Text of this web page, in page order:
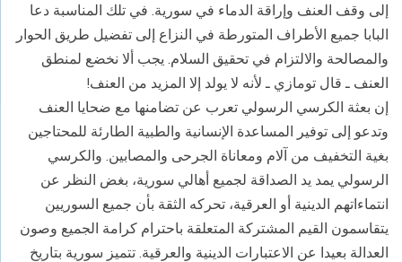
إلى وقف العنف وإراقة الدماء في سورية. في تلك المناسبة دعا
البابا جميع الأطراف المتورطة في النزاع إلى تفضيل طريق الحوار
والمصالحة والالتزام في تحقيق السلام. يجب ألا نخضع لمنطق
العنف ـ قال تومازي ـ لأنه لا يولد إلا المزيد من العنف!
إن بعثة الكرسي الرسولي تعرب عن تضامنها مع ضحايا العنف
وتدعو إلى توفير المساعدة الإنسانية والطبية الطارئة للمحتاجين
بغية التخفيف من آلام ومعاناة الجرحى والمصابين. والكرسي
الرسولي يمد يد الصداقة لجميع أهالي سورية، بغض النظر عن
انتماءاتهم الدينية أو العرقية، تحركه الثقة بأن جميع السوريين
يتقاسمون القيم المشتركة المتعلقة باحترام كرامة الجميع وصون
العدالة بعيدا عن الاعتبارات الدينية والعرقية. تتميز سورية بتاريخ